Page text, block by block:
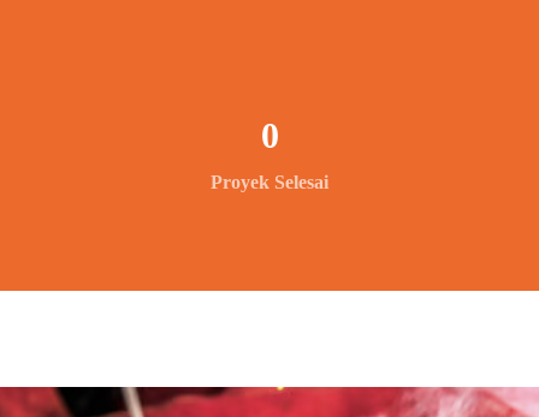
Proyek Selesai
0